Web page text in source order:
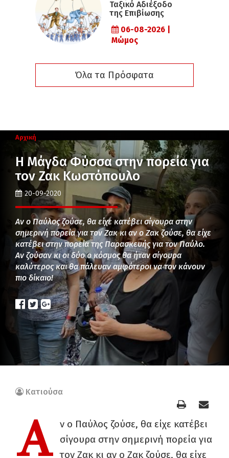
Ταξικό Αδιέξοδο
της Επιβίωσης
06-08-2026 |
Μώμος
Όλα τα Πρόσφατα
Αρχική
Η Μάγδα Φύσσα στην πορεία για
τον Ζακ Κωστόπουλο
20-09-2020
Αν ο Παύλος ζούσε, θα είχε κατέβει σίγουρα στην
σημερινή πορεία για τον Ζακ κι αν ο Ζακ ζούσε, θα είχε
κατέβει στην πορεία της Παρασκευής για τον Παύλο.
Αν ζούσαν κι οι δύο ο κόσμος θα ήταν σίγουρα
καλύτερος και θα πάλευαν αμφότεροι να τον κάνουν
πιο δίκαιο!
Κατιούσα
Α
ν ο Παύλος ζούσε, θα είχε κατέβει
σίγουρα στην σημερινή πορεία για
τον Ζακ κι αν ο Ζακ ζούσε, θα είχε